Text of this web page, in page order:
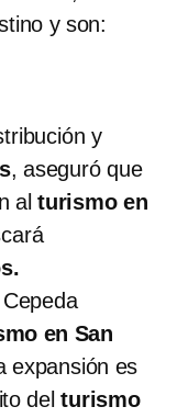
y son:
y
, aseguró que
al turismo en
en San
expansión es
delturismo